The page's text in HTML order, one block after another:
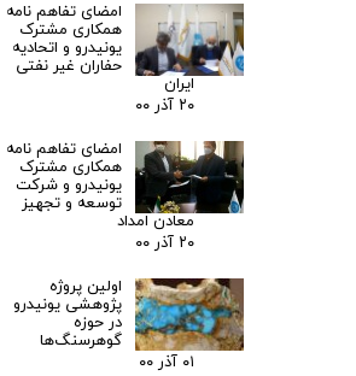
امضای تفاهم نامه
همکاری مشترک
یونیدرو و اتحادیه
حفاران غیر نفتی
ایران
۲۰ آذر ۰۰
امضای تفاهم نامه
همکاری مشترک
یونیدرو و شرکت
توسعه و تجهیز
معادن امداد
۲۰ آذر ۰۰
اولین پروژه
پژوهشی یونیدرو
در حوزه
گوهرسنگ‌ها
۰۱ آذر ۰۰